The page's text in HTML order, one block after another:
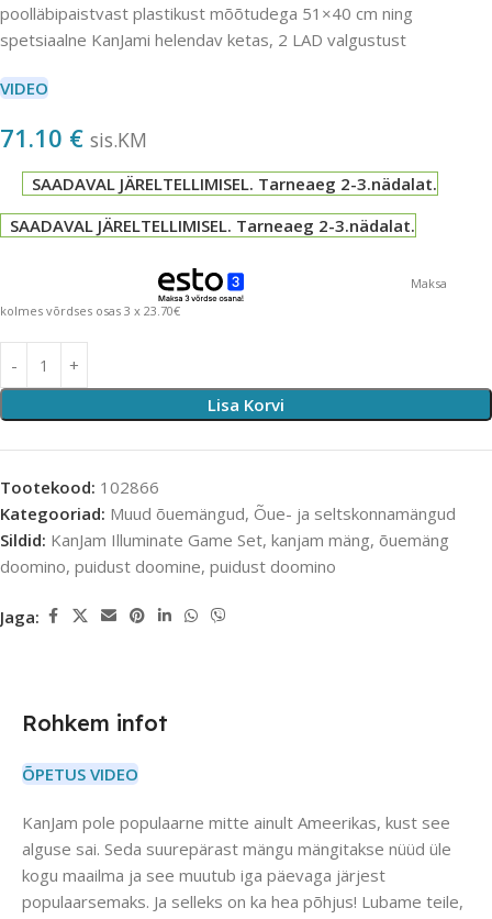
poolläbipaistvast plastikust mõõtudega 51×40 cm ning
spetsiaalne KanJami helendav ketas, 2 LAD valgustust
VIDEO
71.10 € sis.KM
SAADAVAL JÄRELTELLIMISEL. Tarneaeg 2-3.nädalat.
SAADAVAL JÄRELTELLIMISEL. Tarneaeg 2-3.nädalat.
Maksa
kolmes võrdses osas 3 x 23.70€
Lisa Korvi
Tootekood: 102866
Kategooriad: Muud õuemängud, Õue- ja seltskonnamängud
Sildid: KanJam Illuminate Game Set, kanjam mäng, õuemäng
doomino, puidust doomine, puidust doomino
Jaga:
Rohkem infot
ÕPETUS VIDEO
KanJam pole populaarne mitte ainult Ameerikas, kust see
alguse sai. Seda suurepärast mängu mängitakse nüüd üle
kogu maailma ja see muutub iga päevaga järjest
populaarsemaks. Ja selleks on ka hea põhjus! Lubame teile,